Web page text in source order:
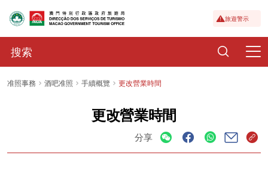
旅遊警示
准照事務 酒吧准照 手續概覽 更改營業時間
更改營業時間
分享